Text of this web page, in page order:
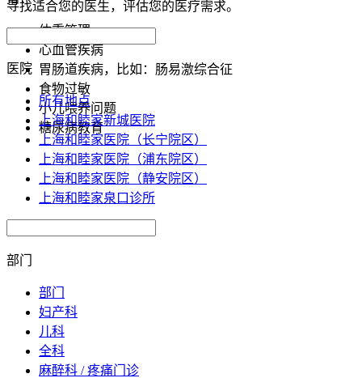
体重管理
心血管疾病
胃肠道疾病，比如：肠易激综合征
食物过敏
小儿喂养问题
糖尿病教育
寻找适合您的医生，评估您的医疗需求。
医院
所有地点
上海和睦家新城医院
上海和睦家医院（长宁院区）
上海和睦家医院（浦东院区）
上海和睦家医院（静安院区）
上海和睦家泉口诊所
部门
部门
妇产科
儿科
全科
麻醉科 / 疼痛门诊